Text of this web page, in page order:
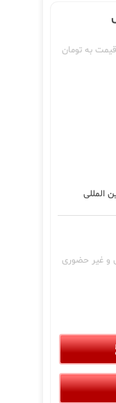
به تومان
المللی
و غیر حضوری